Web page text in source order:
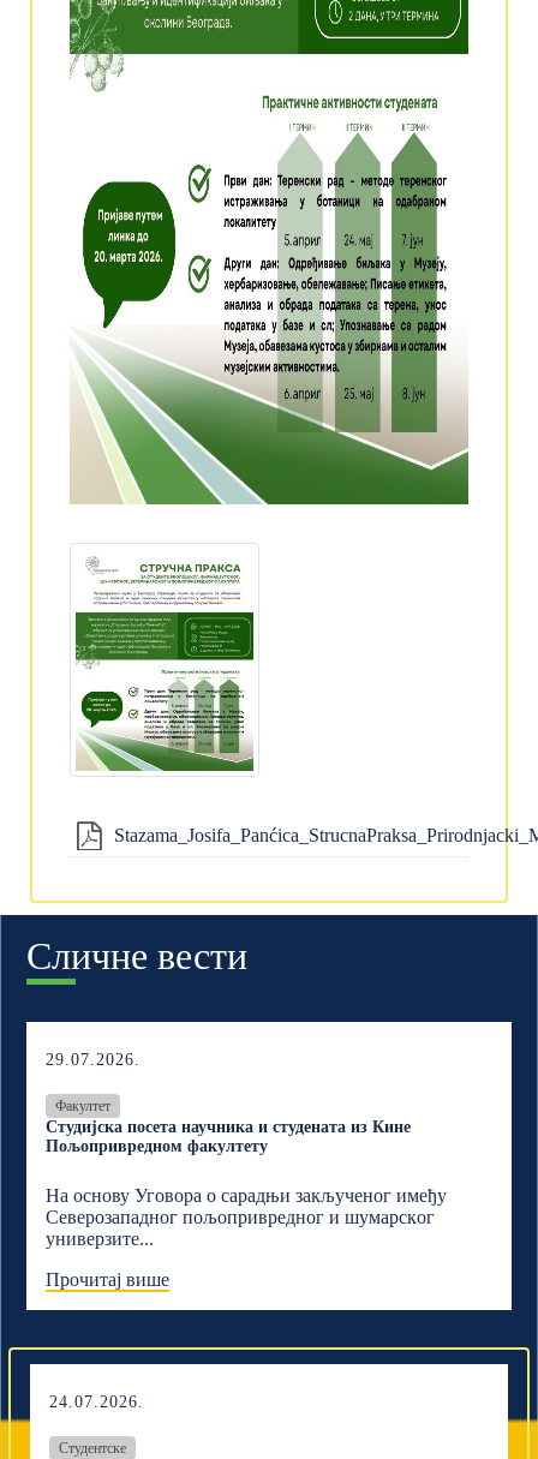
Сличне вести
29.07.2026.
Факултет
Студијска посета научника и студената из Кине
Пољопривредном факултету
На основу Уговора о сарадњи закљученог имеђу
Северозападног пољопривредног и шумарскoг
универзите...
Прочитај више
24.07.2026.
Студентске